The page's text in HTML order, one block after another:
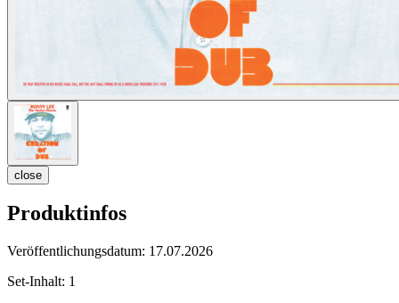
close
Produktinfos
Veröffentlichungsdatum: 17.07.2026
Set-Inhalt: 1